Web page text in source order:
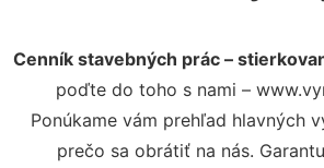
Cenník stavebných prác –
poďte do toho s nami –
Ponúkame vám prehľad hlavných
prečo sa obrátiť na nás.